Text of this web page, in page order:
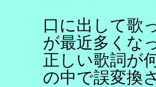
口に出して歌
が最近多くな
正しい歌詞が
の中で誤変換